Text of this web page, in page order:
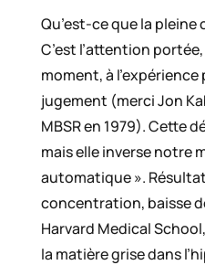
Qu’est-ce que la pleine
C’est l’attention
moment, à
jugement (merci Jon
MBSR en 1979). Cette
mais elle inverse notre
automatique ».
concentration, baisse
Harvard Medical
la matière grise dans